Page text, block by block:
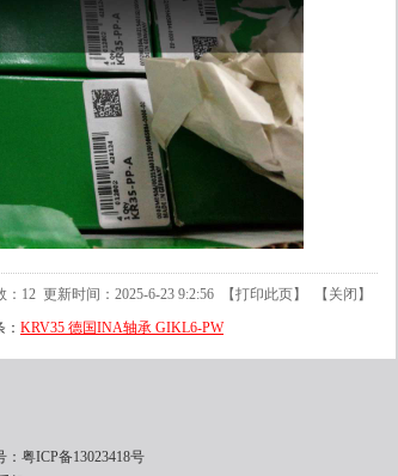
： 12 更新时间：2025-6-23 9:2:56 【打印此页】 【 关闭 】
KRV35 德国INA轴承 GIKL6-PW
粤ICP备13023418号